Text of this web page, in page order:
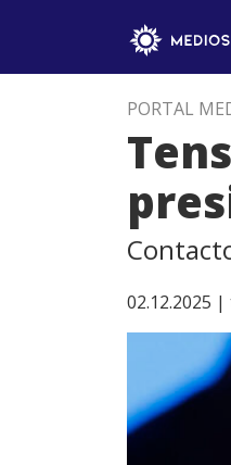
PORTAL
02.12.2025 |